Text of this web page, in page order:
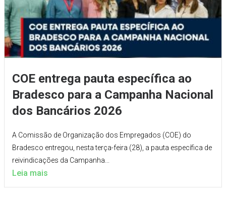
COE entrega pauta específica ao
Bradesco para a Campanha Nacional
dos Bancários 2026
A Comissão de Organização dos Empregados (COE) do
Bradesco entregou, nesta terça-feira (28), a pauta específica de
reivindicações da Campanha...
Leia mais